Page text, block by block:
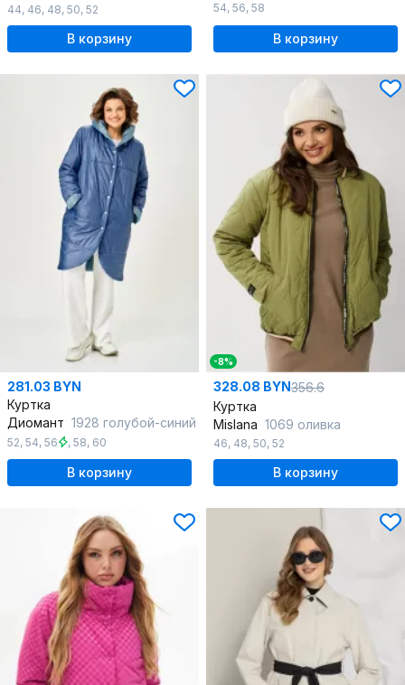
44, 46, 48, 50, 52
В корзину
54, 56, 58
В корзину
281.03 BYN
Куртка
Диомант 1928 голубой-синий
52, 54, 56 , 58, 60
В корзину
-8%
328.08 BYN356.6
Куртка
Mislana 1069 оливка
46, 48, 50, 52
В корзину